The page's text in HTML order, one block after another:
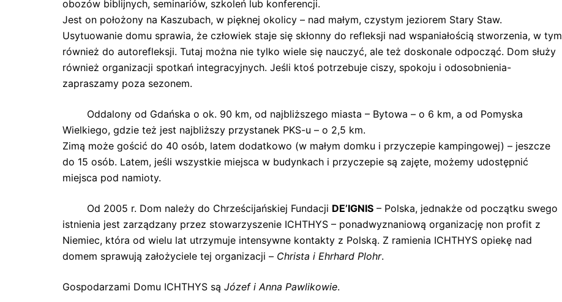
obozów biblijnych, seminariów, szkoleń lub konferencji.
Jest on położony na Kaszubach, w pięknej okolicy – nad małym, czystym jeziorem Stary Staw.
Usytuowanie domu sprawia, że człowiek staje się skłonny do refleksji nad wspaniałością stworzenia, w tym
również do autorefleksji. Tutaj można nie tylko wiele się nauczyć, ale też doskonale odpocząć. Dom służy
również organizacji spotkań integracyjnych. Jeśli ktoś potrzebuje ciszy, spokoju i odosobnienia-
zapraszamy poza sezonem.
Oddalony od Gdańska o ok. 90 km, od najbliższego miasta – Bytowa – o 6 km, a od Pomyska
Wielkiego, gdzie też jest najbliższy przystanek PKS-u – o 2,5 km.
Zimą może gościć do 40 osób, latem dodatkowo (w małym domku i przyczepie kampingowej) – jeszcze
do 15 osób. Latem, jeśli wszystkie miejsca w budynkach i przyczepie są zajęte, możemy udostępnić
miejsca pod namioty.
Od 2005 r. Dom należy do Chrześcijańskiej Fundacji DE’IGNIS – Polska, jednakże od początku swego
istnienia jest zarządzany przez stowarzyszenie ICHTHYS – ponadwyznaniową organizację non profit z
Niemiec, która od wielu lat utrzymuje intensywne kontakty z Polską. Z ramienia ICHTHYS opiekę nad
domem sprawują założyciele tej organizacji – Christa i Ehrhard Plohr.
Gospodarzami Domu ICHTHYS są Józef i Anna Pawlikowie.